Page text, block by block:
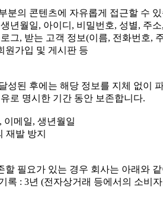
분의 콘텐츠에 자유롭게 접근할 수
년월일, 아이디, 비밀번호, 성별, 주
그, 받는 고객 정보(이름, 전화번호,
원가입 및 게시판 등
성된 후에는 해당 정보를 지체 없이
로 명시한 기간 동안 보존합니다.
이메일, 생년월일
재발 방지
할 필요가 있는 경우 회사는 아래와
록 : 3년 (전자상거래 등에서의 소비